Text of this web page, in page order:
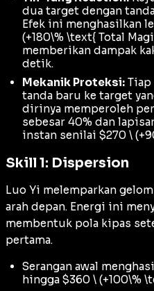
dua target dengan
Efek ini menghasilkan
(+180\% \text{ Total
memberikan dampak
detik.
Mekanik Proteksi: Tiap
tanda baru ke target
dirinya memperoleh
sebesar 40% dan
instan senilai $270 \
Skill 1: Dispersion
Luo Yi melemparkan
arah depan. Energi ini
membentuk pola kipas
pertama.
Serangan awal
hingga $360 \ (+100\%